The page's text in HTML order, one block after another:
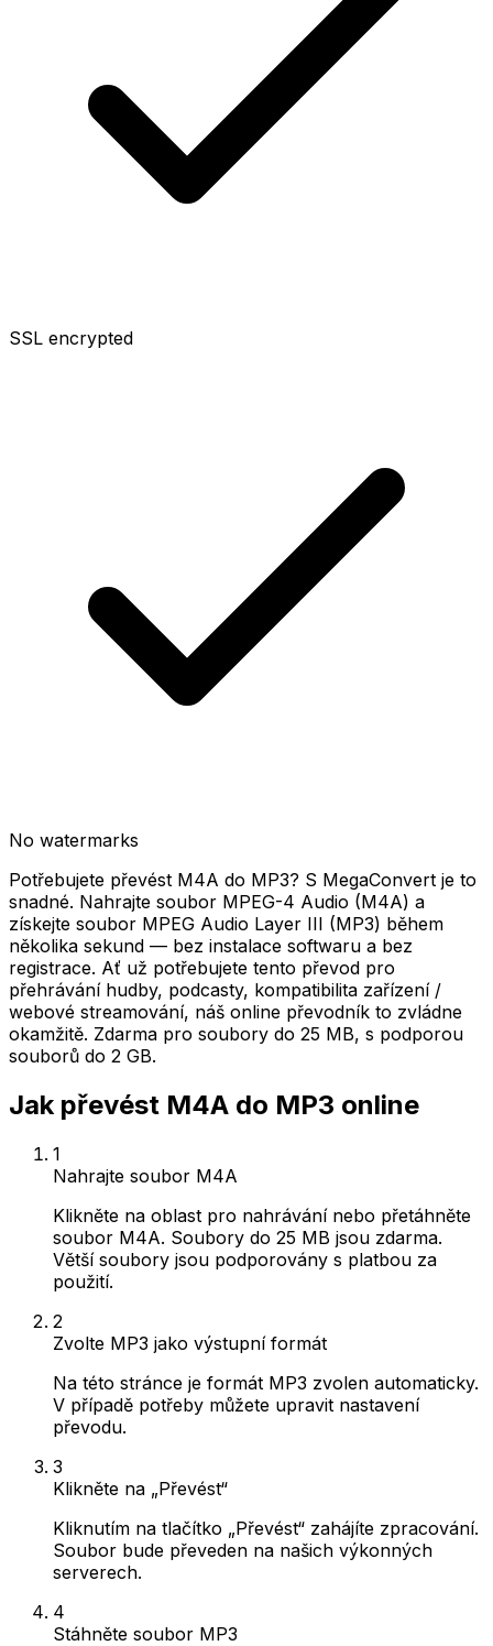
SSL encrypted
No watermarks
Potřebujete převést M4A do MP3? S MegaConvert je to
snadné. Nahrajte soubor MPEG-4 Audio (M4A) a
získejte soubor MPEG Audio Layer III (MP3) během
několika sekund — bez instalace softwaru a bez
registrace. Ať už potřebujete tento převod pro
přehrávání hudby, podcasty, kompatibilita zařízení /
webové streamování, náš online převodník to zvládne
okamžitě. Zdarma pro soubory do 25 MB, s podporou
souborů do 2 GB.
Jak převést M4A do MP3 online
1
Nahrajte soubor M4A
Klikněte na oblast pro nahrávání nebo přetáhněte
soubor M4A. Soubory do 25 MB jsou zdarma.
Větší soubory jsou podporovány s platbou za
použití.
2
Zvolte MP3 jako výstupní formát
Na této stránce je formát MP3 zvolen automaticky.
V případě potřeby můžete upravit nastavení
převodu.
3
Klikněte na „Převést“
Kliknutím na tlačítko „Převést“ zahájíte zpracování.
Soubor bude převeden na našich výkonných
serverech.
4
Stáhněte soubor MP3